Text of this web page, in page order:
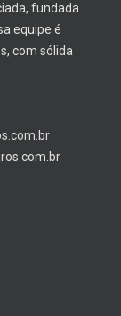
fundada
equipe é
com sólida